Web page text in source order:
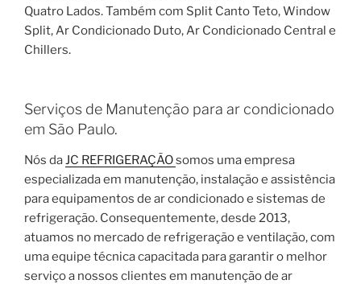
Quatro Lados. Também com Split Canto Teto, Window
Split, Ar Condicionado Duto, Ar Condicionado Central e
Chillers.
Serviços de Manutenção para ar condicionado
em São Paulo.
Nós daJC REFRIGERAÇÃOsomos uma empresa
especializada em manutenção, instalação e assistência
para equipamentos de ar condicionado e sistemas de
refrigeração. Consequentemente, desde 2013,
atuamos no mercado de refrigeração e ventilação, com
uma equipe técnica capacitada para garantir o melhor
serviço a nossos clientes em manutenção de ar